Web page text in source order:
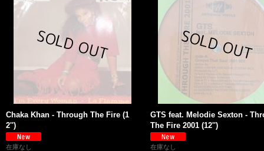
Chaka Khan - Through The Fire (1
2'')
在庫なし
GTS feat. Melodie Sexton -
The Fire 2001 (12'')
在庫なし